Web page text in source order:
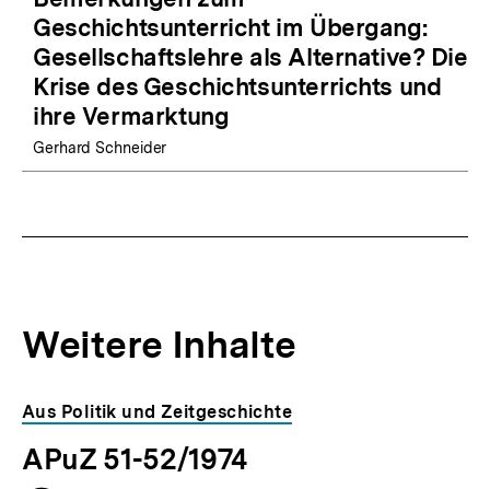
Geschichtsunterricht im Übergang:
Gesellschaftslehre als Alternative? Die
Krise des Geschichtsunterrichts und
ihre Vermarktung
Gerhard Schneider
Weitere Inhalte
Inhaltskarousell
für
weitere
Inhalte
Inhaltskarussell
überspringen
Aus Politik und Zeitgeschichte
APuZ 51-52/1974